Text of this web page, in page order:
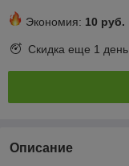
Экономия: 10 руб.
Скидка еще 1 день
Описание